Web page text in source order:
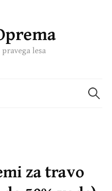
lesa
za travo